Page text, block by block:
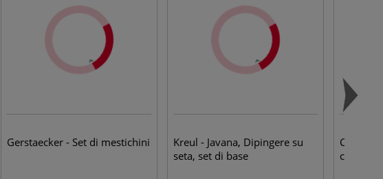
Gerstaecker - Set di mestichini
Kreul - Javana, Dipingere su
seta, set di base
cartone